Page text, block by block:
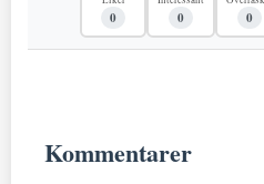
0 0 0
Kommentarer